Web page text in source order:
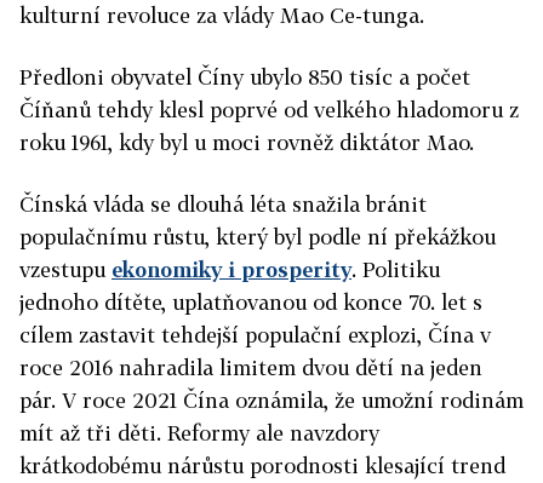
kulturní revoluce za vlády Mao Ce-tunga.
Předloni obyvatel Čínyubylo 850 tisíc a počet
Číňanů tehdy klesl poprvé od velkého hladomoru z
roku 1961, kdy byl u moci rovněž diktátor Mao.
Čínská vláda se dlouhá léta snažila bránit
populačnímu růstu, který byl podle ní překážkou
vzestupu ekonomiky i prosperity. Politiku
jednoho dítěte, uplatňovanou od konce 70. let s
cílem zastavit tehdejší populační explozi, Čína v
roce 2016 nahradila limitem dvou dětí na jeden
pár. V roce 2021 Čína oznámila, že umožní rodinám
mít až tři děti. Reformy ale navzdory
krátkodobému nárůstu porodnosti klesající trend